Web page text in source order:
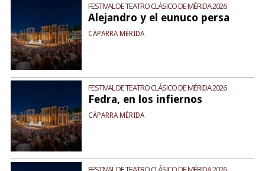
FESTIVAL DE TEATRO CLÁSICO DE MÉRIDA 2026
Alejandro y el eunuco persa
CÁPARRA MÉRIDA
FESTIVAL DE TEATRO CLÁSICO DE MÉRIDA 2026
Fedra, en los infiernos
CÁPARRA MÉRIDA